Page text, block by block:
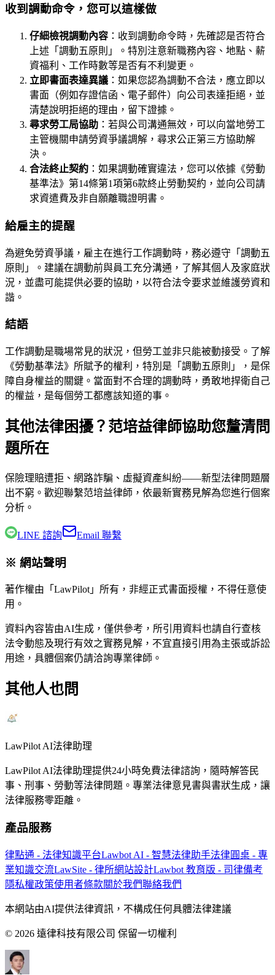
收到調動命令，您可以這樣做
仔細檢視調動內容 ：收到調動命令時，先確認是否符合
上述「調動五原則」。特別注意新職務內容、地點、薪
資福利、工作時數等是否有不利變更。
立即書面表達異議 ：如果您認為調動不合法，應立即以
書面（例如存證信函、電子郵件）向公司表達拒絕，並
清楚說明拒絕的理由，留下證據。
尋求勞工局協助 ：若與公司溝通無效，可以向當地勞工
主管機關申請勞資爭議調解，尋求公正第三方協助解
決。
合法終止契約 ：如果調動確實違法，您可以依據《勞動
基準法》第14條第1項第6款終止勞動契約，並向公司請
求資遣費及非自願離職證明書。
給雇主的提醒
為避免勞資爭議，雇主在進行工作調動時，務必遵守「調動五
原則」。建議在調動前與員工充分溝通，了解其個人及家庭狀
況，並盡可能提供必要的協助，以符合法令要求並維護勞資和
諧。
結語
工作調動是職場常見的狀況，但勞工並非只能被動接受。了解
《勞動基準法》所賦予的權利，特別是「調動五原則」，是保
障自身權益的關鍵。當面對不合理的調動時，勇敢地捍衛自己
的權益，是每個勞工都應該知道的事。
其他法律困擾？范培益律師協助您釐清問
題所在
保險理賠遭拒、網路詐騙、虛擬資產糾紛——新型法律問題層
出不窮。歡迎聯繫范培益律師 ，依最新實務見解為您進行個案
分析。
LINE 諮詢 Email 聯繫
※ 網站聲明
著作權由「LawPilot」所有，非經正式書面授權，不得任意使
用。
資料內容皆由AI生成，僅供參考，所引用資料也請自行查核
法令動態及現行有效之實務見解，不宜直接引用為主張或訴訟
用途，具體個案仍請洽詢專業律師。
其他人也問
LawPilot AI法律助理
LawPilot AI法律助理提供24小時免費法律諮詢，隨時解答民
事、刑事、勞動等法律問題。專業法律意見書與書狀生成，讓
法律服務零距離。
產品服務
律點通 - 法律知識平台Lawbot AI - 智慧法律助手法律圓桌 - 專
業知識交流LawSite - 律所網站設計Lawbot 教育版 - 司律備考
隱私權政策使用者條款關於我們聯絡我們
本網站由AI提供法律資訊，不構成任何具體法律建議
© 2026 遠律科技有限公司 保留一切權利